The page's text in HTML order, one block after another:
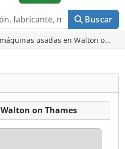
Buscar
usadas en Walton on
on Thames